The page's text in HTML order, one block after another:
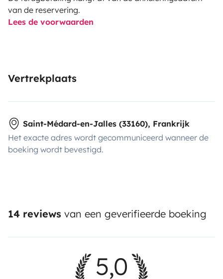
van de reservering.
Lees de voorwaarden
Vertrekplaats
Saint-Médard-en-Jalles (33160), Frankrijk
Het exacte adres wordt gecommuniceerd wanneer de
boeking wordt bevestigd.
14 reviews van een geverifieerde boeking
5,0